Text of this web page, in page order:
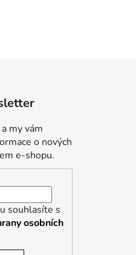
my vám
o nových
e-shopu.
souhlasíte s
osobních